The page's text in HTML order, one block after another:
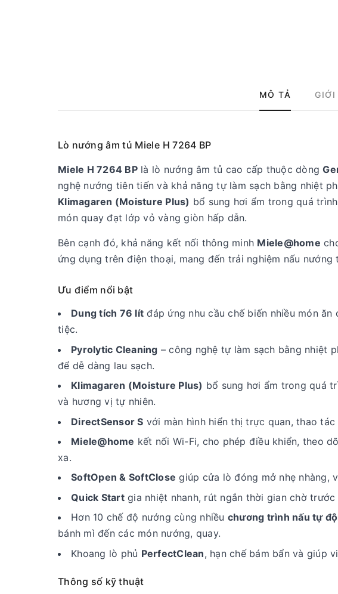
MÔ TẢ GIỚI
Lò nướng âm tủ Miele H 7264 BP
Miele H 7264 BPlà lò nướng âm tủ cao cấp thuộc dòng
nghệ nướng tiên tiến và khả năng tự làm sạch bằng nhiệt
Klimagaren (Moisture Plus) bổ sung hơi ẩm trong quá
món quay đạt lớp vỏ vàng giòn hấp dẫn.
Bên cạnh đó, khả năng kết nối thông minh Miele@home
ứng dụng trên điện thoại, mang đến trải nghiệm nấu nướng
Ưu điểm nổi bật
Dung tích 76 lít đáp ứng nhu cầu chế biến nhiều món
tiệc.
Pyrolytic Cleaning – công nghệ tự làm sạch bằng nhiệt
để dễ dàng lau sạch.
Klimagaren (Moisture Plus) bổ sung hơi ẩm trong quá
và hương vị tự nhiên.
DirectSensor S với màn hình hiển thị trực quan, thao
Miele@home kết nối Wi-Fi, cho phép điều khiển, theo
xa.
SoftOpen & SoftClose giúp cửa lò đóng mở nhẹ nhàng,
Quick Startgia nhiệt nhanh, rút ngắn thời gian chờ trước
Hơn 10 chế độ nướng cùng nhiều chương trình nấu tự
bánh mì đến các món nướng, quay.
Khoang lò phủ PerfectClean, hạn chế bám bẩn và giúp
Thông số kỹ thuật